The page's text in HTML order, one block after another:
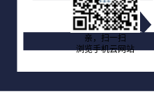
亲，扫一扫
浏览手机云网站